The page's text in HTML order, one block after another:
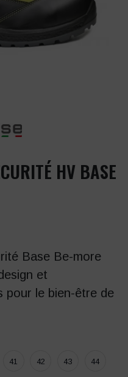
HV BASE
Base Be-more
et
pour le bien-être de
41 42 43 44